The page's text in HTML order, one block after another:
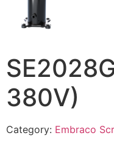
380V)
Category: Embraco